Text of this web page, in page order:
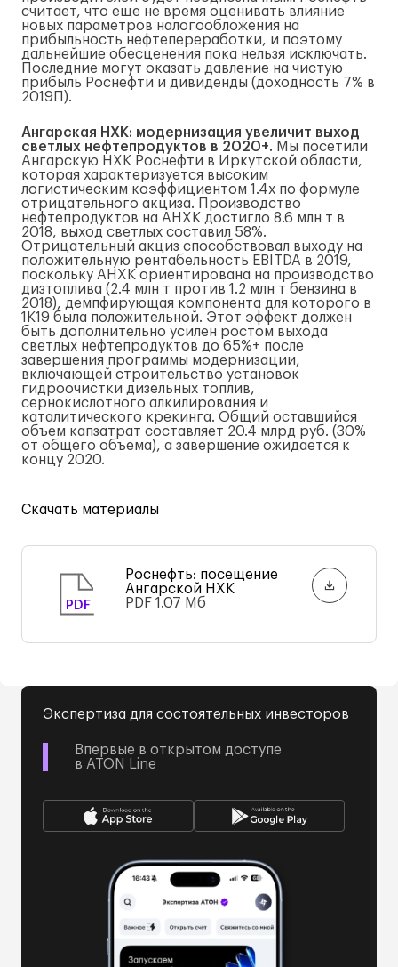
считает, что еще не время оценивать влияние
новых параметров налогообложения на
прибыльность нефтепереработки, и поэтому
дальнейшие обесценения пока нельзя исключать.
Последние могут оказать давление на чистую
прибыль Роснефти и дивиденды (доходность 7% в
2019П).
Ангарская НХК: модернизация увеличит выход
светлых нефтепродуктов в 2020+. Мы посетили
Ангарскую НХК Роснефти в Иркутской области,
которая характеризуется высоким
логистическим коэффициентом 1.4x по формуле
отрицательного акциза. Производство
нефтепродуктов на АНХК достигло 8.6 млн т в
2018, выход светлых составил 58%.
Отрицательный акциз способствовал выходу на
положительную рентабельность EBITDA в 2019,
поскольку АНХК ориентирована на производство
дизтоплива (2.4 млн т против 1.2 млн т бензина в
2018), демпфирующая компонента для которого в
1К19 была положительной. Этот эффект должен
быть дополнительно усилен ростом выхода
светлых нефтепродуктов до 65%+ после
завершения программы модернизации,
включающей строительство установок
гидроочистки дизельных топлив,
сернокислотного алкилирования и
каталитического крекинга. Общий оставшийся
объем капзатрат составляет 20.4 млрд руб. (30%
от общего объема), а завершение ожидается к
концу 2020.
Скачать материалы
PDF
Роснефть: посещение
Ангарской НХК
PDF 1.07 Мб
Экспертиза для состоятельных инвесторов
Впервые в открытом доступе
в ATON Line